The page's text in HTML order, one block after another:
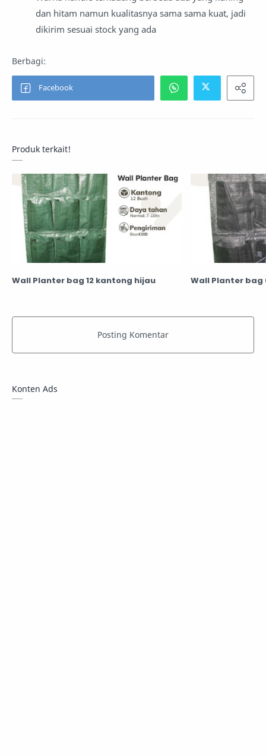
dan hitam namun kualitasnya sama sama kuat, jadi
dikirim sesuai stock yang ada
Produk terkait!
Wall Planter bag 12 kantong hijau Wall Planter
Konten Ads